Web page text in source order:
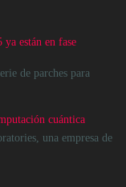
están en fase
de parches para
cuántica
una empresa de